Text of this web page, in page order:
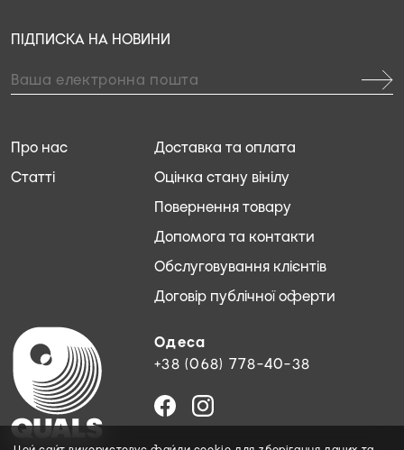
Одеса
+38 (068) 778-40-38
Доставка та оплата
Оцінка стану вінілу
Повернення товару
Допомога та контакти
Обслуговування клієнтів
Договір публічної оферти
Про нас
Статті
ПІДПИСКА НА НОВИНИ